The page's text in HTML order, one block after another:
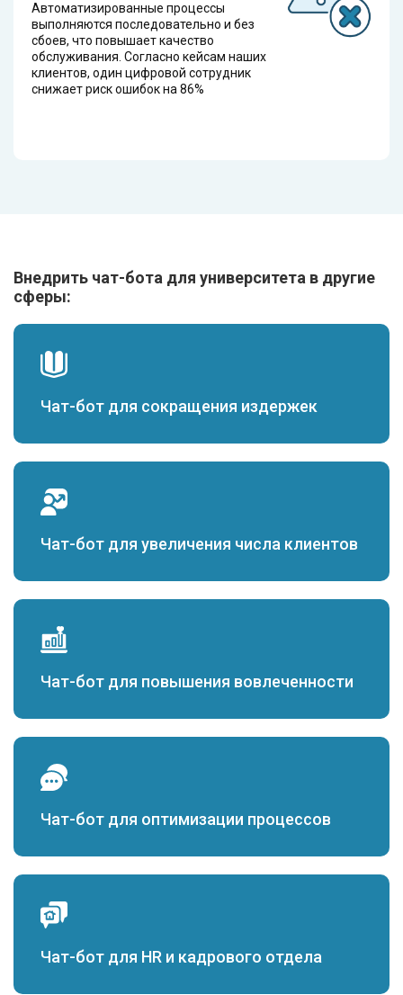
Автоматизированные процессы
выполняются последовательно и без
сбоев, что повышает качество
обслуживания. Согласно кейсам наших
клиентов, один цифровой сотрудник
снижает риск ошибок на 86%
Внедрить чат-бота для университета в другие
сферы:
Чат-бот для сокращения издержек
Чат-бот для увеличения числа клиентов
Чат-бот для повышения вовлеченности
Чат-бот для оптимизации процессов
Чат-бот для HR и кадрового отдела